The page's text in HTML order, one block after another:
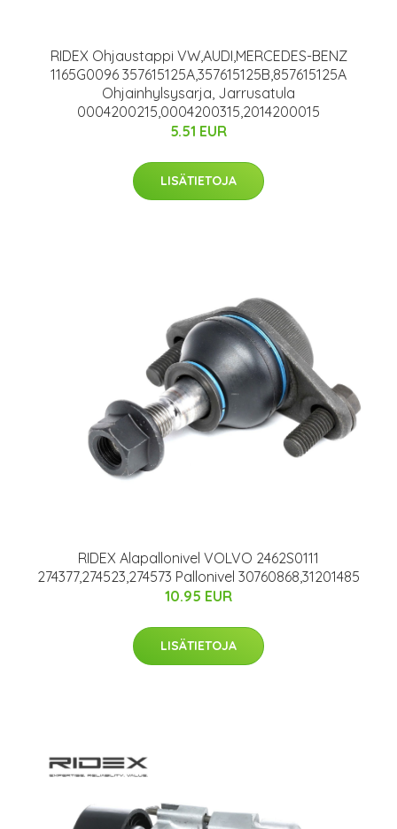
RIDEX Ohjaustappi VW,AUDI,MERCEDES-BENZ
1165G0096 357615125A,357615125B,857615125A
Ohjainhylsysarja, Jarrusatula
0004200215,0004200315,2014200015
5.51 EUR
LISÄTIETOJA
RIDEX Alapallonivel VOLVO 2462S0111
274377,274523,274573 Pallonivel 30760868,31201485
10.95 EUR
LISÄTIETOJA